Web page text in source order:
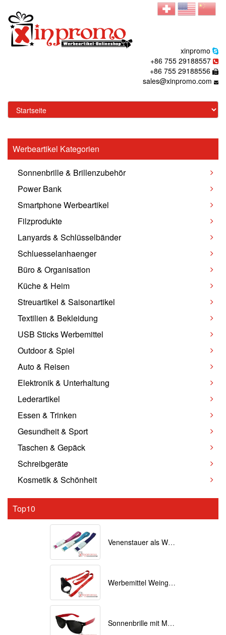
xinpromo
+86 755 29188557
+86 755 29188556
sales@xinpromo.com
Werbeartikel Kategorien
Sonnenbrille & Brillenzubehör
Power Bank
Smartphone Werbeartikel
Filzprodukte
Lanyards & Schlüsselbänder
Schluesselanhaenger
Büro & Organisation
Küche & Heim
Streuartikel & Saisonartikel
Textilien & Bekleidung
USB Sticks Werbemittel
Outdoor & Spiel
Auto & Reisen
Elektronik & Unterhaltung
Lederartikel
Essen & Trinken
Gesundheit & Sport
Taschen & Gepäck
Schreibgeräte
Kosmetik & Schönheit
Top10
Venenstauer als Werbemittel bedrucken
Werbemittel Weinglas Lanyards bedrucken
Sonnenbrille mit Motiv bedruckt